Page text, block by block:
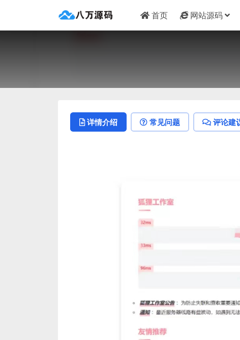
首页 网站源码
详情介绍 常见问题 评论建